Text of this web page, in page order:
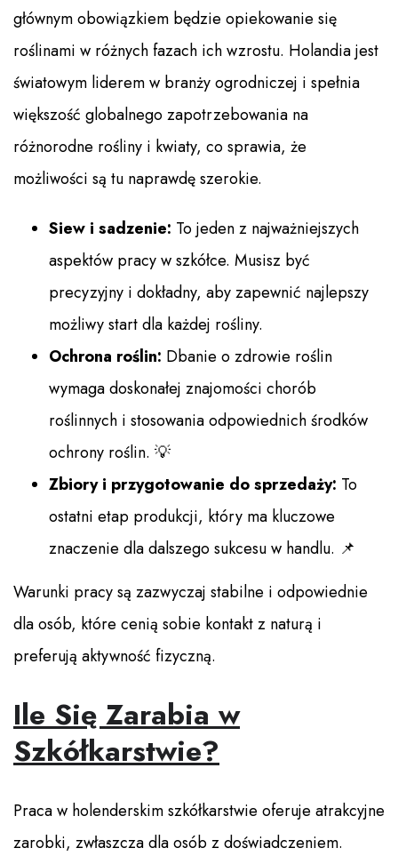
głównym obowiązkiem będzie opiekowanie się
roślinami w różnych fazach ich wzrostu. Holandia jest
światowym liderem w branży ogrodniczej i spełnia
większość globalnego zapotrzebowania na
różnorodne rośliny i kwiaty, co sprawia, że
możliwości są tu naprawdę szerokie.
Siew i sadzenie: To jeden z najważniejszych
aspektów pracy w szkółce. Musisz być
precyzyjny i dokładny, aby zapewnić najlepszy
możliwy start dla każdej rośliny.
Ochrona roślin: Dbanie o zdrowie roślin
wymaga doskonałej znajomości chorób
roślinnych i stosowania odpowiednich środków
ochrony roślin. 💡
Zbiory i przygotowanie do sprzedaży: To
ostatni etap produkcji, który ma kluczowe
znaczenie dla dalszego sukcesu w handlu. 📌
Warunki pracy są zazwyczaj stabilne i odpowiednie
dla osób, które cenią sobie kontakt z naturą i
preferują aktywność fizyczną.
Ile Się Zarabia w
Szkółkarstwie?
Praca w holenderskim szkółkarstwie oferuje atrakcyjne
zarobki, zwłaszcza dla osób z doświadczeniem.